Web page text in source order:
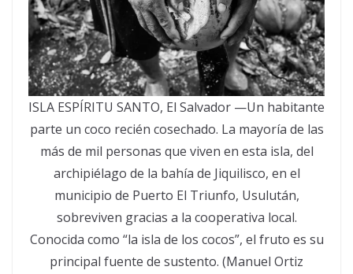
ISLA ESPÍRITU SANTO, El Salvador —Un habitante
parte un coco recién cosechado. La mayoría de las
más de mil personas que viven en esta isla, del
archipiélago de la bahía de Jiquilisco, en el
municipio de Puerto El Triunfo, Usulután,
sobreviven gracias a la cooperativa local.
Conocida como “la isla de los cocos”, el fruto es su
principal fuente de sustento. (Manuel Ortiz